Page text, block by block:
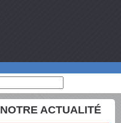
NOTRE ACTUALITÉ